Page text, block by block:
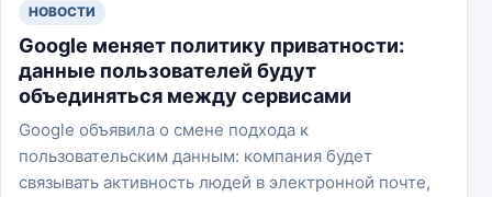
НОВОСТИ
Google меняет политику приватности:
данные пользователей будут
объединяться между сервисами
Google объявила о смене подхода к
пользовательским данным: компания будет
связывать активность людей в электронной почте,